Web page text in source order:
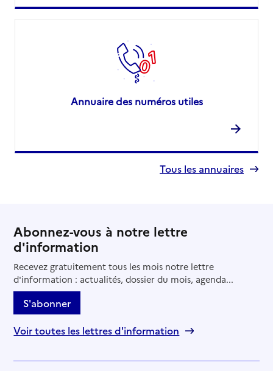
Annuaire des numéros utiles
Tous les annuaires
Abonnez-vous à notre lettre
d'information
Recevez gratuitement tous les mois notre lettre
d'information : actualités, dossier du mois, agenda...
S'abonner
Voir toutes les lettres d'information